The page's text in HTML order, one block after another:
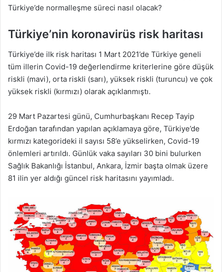
Türkiye’de normalleşme süreci nasıl olacak?
Türkiye’nin koronavirüs risk haritası
Türkiye’de ilk risk haritası 1 Mart 2021’de Türkiye geneli
tüm illerin Covid-19 değerlendirme kriterlerine göre düşük
riskli (mavi), orta riskli (sarı), yüksek riskli (turuncu) ve çok
yüksek riskli (kırmızı) olarak açıklanmıştı.
29 Mart Pazartesi günü, Cumhurbaşkanı Recep Tayip
Erdoğan tarafından yapılan açıklamaya göre, Türkiye’de
kırmızı kategorideki il sayısı 58’e yükselirken, Covid-19
önlemleri artırıldı. Günlük vaka sayıları 30 bini bulurken
Sağlık Bakanlığı İstanbul, Ankara, İzmir başta olmak üzere
81 ilin yer aldığı güncel risk haritasını yayımladı.